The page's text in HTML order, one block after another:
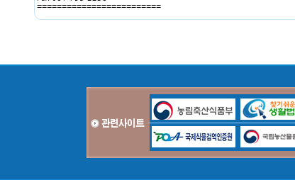
=========================